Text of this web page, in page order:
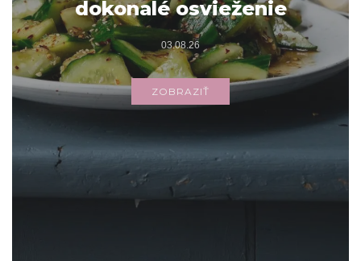
dokonalé osvieženie
03.08.26
ZOBRAZIŤ
Archív